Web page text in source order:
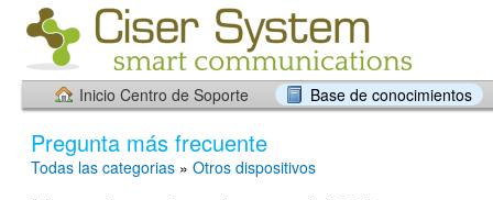
Inicio Centro de Soporte Base de conocimientos
Pregunta más frecuente
Todas las categorias » Otros dispositivos